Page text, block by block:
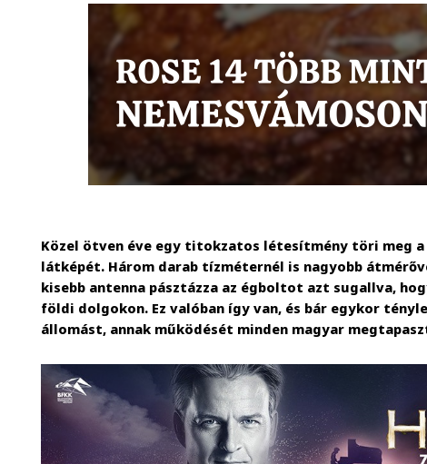
Közel ötven éve egy titokzatos létesítmény töri meg
látképét. Három darab tízméternél is nagyobb
kisebb antenna pásztázza az égboltot azt sugallva,
földi dolgokon. Ez valóban így van, és bár egykor
állomást, annak működését minden magyar